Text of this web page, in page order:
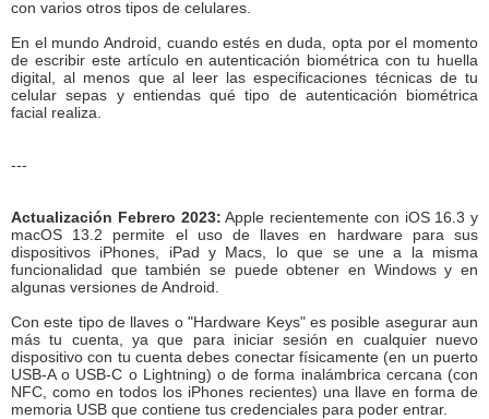
con varios otros tipos de celulares.
En el mundo Android, cuando estés en duda, opta por el momento
de escribir este artículo en autenticación biométrica con tu huella
digital, al menos que al leer las especificaciones técnicas de tu
celular sepas y entiendas qué tipo de autenticación biométrica
facial realiza.
---
Actualización Febrero 2023: Apple recientemente con iOS 16.3 y
macOS 13.2 permite el uso de llaves en hardware para sus
dispositivos iPhones, iPad y Macs, lo que se une a la misma
funcionalidad que también se puede obtener en Windows y en
algunas versiones de Android.
Con este tipo de llaves o "Hardware Keys" es posible asegurar aun
más tu cuenta, ya que para iniciar sesión en cualquier nuevo
dispositivo con tu cuenta debes conectar físicamente (en un puerto
USB-A o USB-C o Lightning) o de forma inalámbrica cercana (con
NFC, como en todos los iPhones recientes) una llave en forma de
memoria USB que contiene tus credenciales para poder entrar.